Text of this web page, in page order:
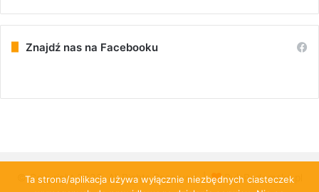
Znajdź nas na Facebooku
© Copyright 2026, All Rights Reserved | PulsRadomska.pl
Ta strona/aplikacja używa wyłącznie niezbędnych ciasteczek